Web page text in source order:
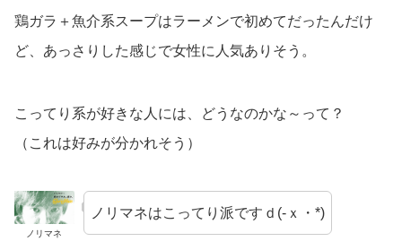
鶏ガラ＋魚介系スープはラーメンで初めてだったんだけ
ど、あっさりした感じで女性に人気ありそう。
こってり系が好きな人には、どうなのかな～って？
（これは好みが分かれそう）
ノリマネ
ノリマネはこってり派ですｄ(‐ｘ・*)